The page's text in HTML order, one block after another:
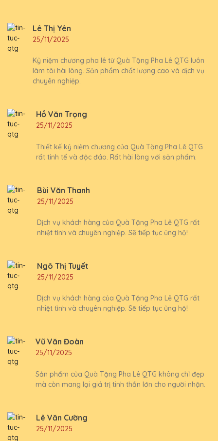
Lê Thị Yên
25/11/2025
Kỷ niệm chương pha lê từ Quà Tặng Pha Lê QTG luôn
làm tôi hài lòng. Sản phẩm chất lượng cao và dịch vụ
chuyên nghiệp.
Hồ Văn Trọng
25/11/2025
Thiết kế kỷ niệm chương của Quà Tặng Pha Lê QTG
rất tinh tế và độc đáo. Rất hài lòng với sản phẩm.
Bùi Văn Thanh
25/11/2025
Dịch vụ khách hàng của Quà Tặng Pha Lê QTG rất
nhiệt tình và chuyên nghiệp. Sẽ tiếp tục ủng hộ!
Ngô Thị Tuyết
25/11/2025
Dịch vụ khách hàng của Quà Tặng Pha Lê QTG rất
nhiệt tình và chuyên nghiệp. Sẽ tiếp tục ủng hộ!
Vũ Văn Đoàn
25/11/2025
Sản phẩm của Quà Tặng Pha Lê QTG không chỉ đẹp
mà còn mang lại giá trị tinh thần lớn cho người nhận.
Lê Văn Cường
25/11/2025